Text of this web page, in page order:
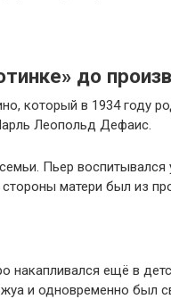
до
который в 1934 году
Леопольд Дефаис.
Пьер
матери был из
ещё в
и одновременно был